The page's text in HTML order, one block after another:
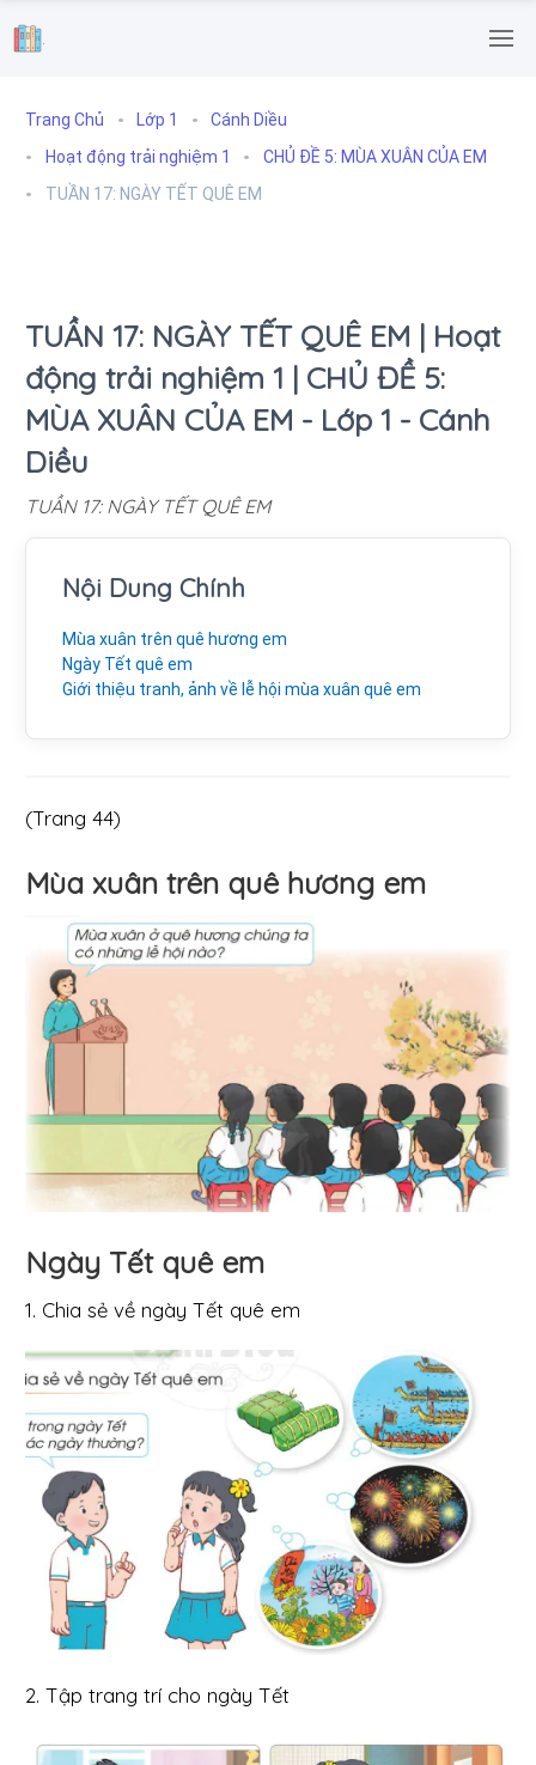
.
Trang Chủ Lớp 1
Cánh Diều
Hoạt động trải nghiệm 1
CHỦ ĐỀ 5: MÙA XUÂN CỦA EM
TUẦN 17: NGÀY TẾT QUÊ EM
TUẦN 17: NGÀY TẾT QUÊ EM | Hoạt
động trải nghiệm 1 | CHỦ ĐỀ 5:
MÙA XUÂN CỦA EM - Lớp 1 - Cánh
Diều
TUẦN 17: NGÀY TẾT QUÊ EM
Nội Dung Chính
Mùa xuân trên quê hương em
Ngày Tết quê em
Giới thiệu tranh, ảnh về lễ hội mùa xuân quê em
(Trang 44)
Mùa xuân trên quê hương em
Ngày Tết quê em
1. Chia sẻ về ngày Tết quê em
2. Tập trang trí cho ngày Tết